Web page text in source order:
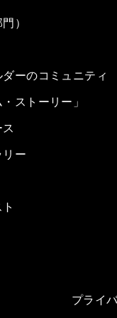
）
ーのコミュニティ
ストーリー」
リー
プライ